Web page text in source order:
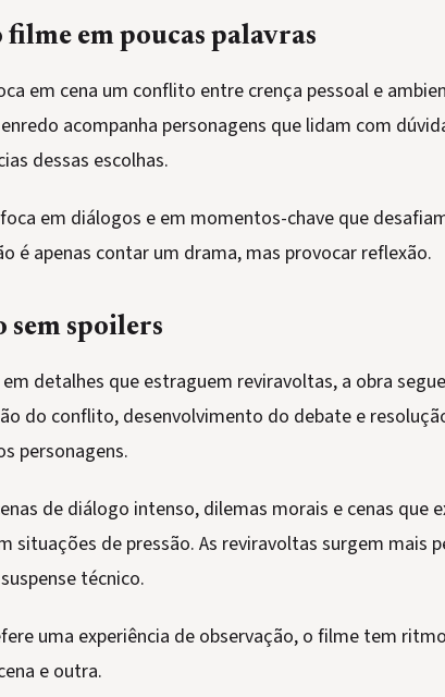
filme em poucas palavras
em cena um conflito entre crença pessoal e
acompanha personagens que lidam com
dessas escolhas.
em diálogos e em momentos-chave que
é apenas contar um drama, mas provocar reflexão.
sem spoilers
detalhes que estraguem reviravoltas, a obra
do conflito, desenvolvimento do debate e
personagens.
de diálogo intenso, dilemas morais e cenas que
situações de pressão. As reviravoltas surgem mais
técnico.
uma experiência de observação, o filme tem
e outra.